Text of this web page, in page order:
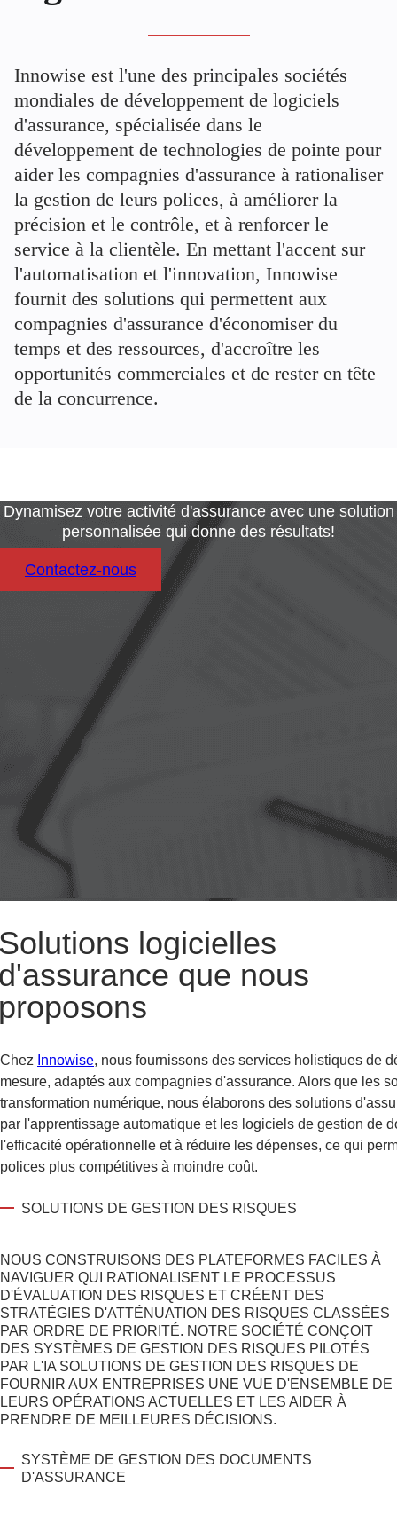
Innowise est l'une des principales sociétés
mondiales de développement de logiciels
d'assurance, spécialisée dans le
développement de technologies de pointe pour
aider les compagnies d'assurance à rationaliser
la gestion de leurs polices, à améliorer la
précision et le contrôle, et à renforcer le
service à la clientèle. En mettant l'accent sur
l'automatisation et l'innovation, Innowise
fournit des solutions qui permettent aux
compagnies d'assurance d'économiser du
temps et des ressources, d'accroître les
opportunités commerciales et de rester en tête
de la concurrence.
Dynamisez votre activité d'assurance avec une solution
personnalisée qui donne des résultats!
Contactez-nous
logicielles
que nous
Chez Innowise, nous fournissons des services holistiques de
mesure, adaptés aux compagnies d'assurance. Alors que les
transformation numérique, nous élaborons des solutions
par l'apprentissage automatique et les logiciels de gestion de
l'efficacité opérationnelle et à réduire les dépenses, ce qui
polices plus compétitives à moindre coût.
SOLUTIONS DE GESTION DES RISQUES
NOUS CONSTRUISONS DES PLATEFORMES FACILES À
NAVIGUER QUI RATIONALISENT LE PROCESSUS
D'ÉVALUATION DES RISQUES ET CRÉENT DES
STRATÉGIES D'ATTÉNUATION DES RISQUES CLASSÉES
PAR ORDRE DE PRIORITÉ. NOTRE SOCIÉTÉ CONÇOIT
DES SYSTÈMES DE GESTION DES RISQUES PILOTÉS
PAR L'IA SOLUTIONS DE GESTION DES RISQUES DE
FOURNIR AUX ENTREPRISES UNE VUE D'ENSEMBLE DE
LEURS OPÉRATIONS ACTUELLES ET LES AIDER À
PRENDRE DE MEILLEURES DÉCISIONS.
SYSTÈME DE GESTION DES DOCUMENTS
D'ASSURANCE